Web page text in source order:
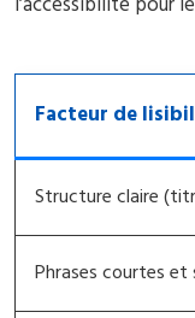
Facteur de
Structure claire
Phrases courtes et